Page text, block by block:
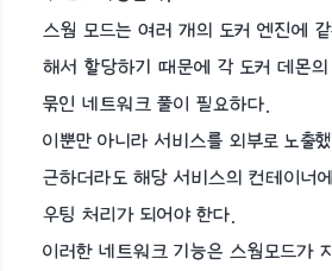
스웜 모드는 여러 개의 도커 엔진에
해서 할당하기 때문에 각 도커 데몬
묶인 네트워크 풀이 필요하다.
이뿐만 아니라 서비스를 외부로 노출
근하더라도 해당 서비스의 컨테이너
우팅 처리가 되어야 한다.
이러한 네트워크 기능은 스웜모드가